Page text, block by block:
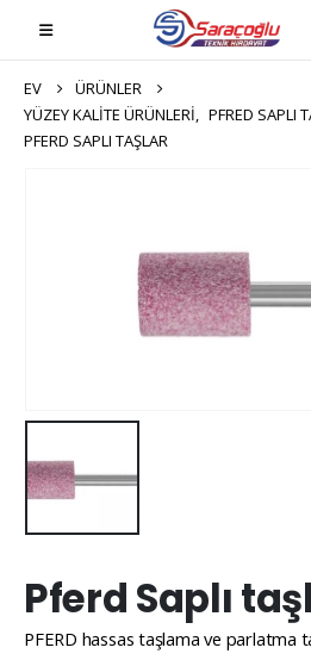
EV
ÜRÜNLER
YÜZEY KALITE ÜRÜNLERI, PFRED SAPLI
PFERD SAPLI TAŞLAR
Pferd Saplı
PFERD hassas taşlama ve parlatma